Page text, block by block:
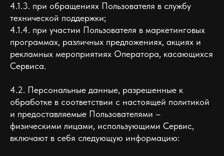
4.1.3. при обращениях Пользователя в службу
технической поддержки;
4.1.4. при участии Пользователя в маркетинговых
программах, различных предложениях, акциях и
рекламных мероприятиях Оператора, касающихся
Сервиса.
4.2. Персональные данные, разрешенные к
обработке в соответствии с настоящей политикой
и предоставляемые Пользователями –
физическими лицами, использующими Сервис,
включают в себя следующую информацию: